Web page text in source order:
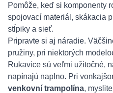
Pomôže, keď si komponenty
spojovací materiál, skákacia
stĺpiky a sieť.
Pripravte si aj náradie.
pružiny, pri niektorých
Rukavice sú veľmi užitočné,
napínajú naplno. Pri
venkovní trampolína,